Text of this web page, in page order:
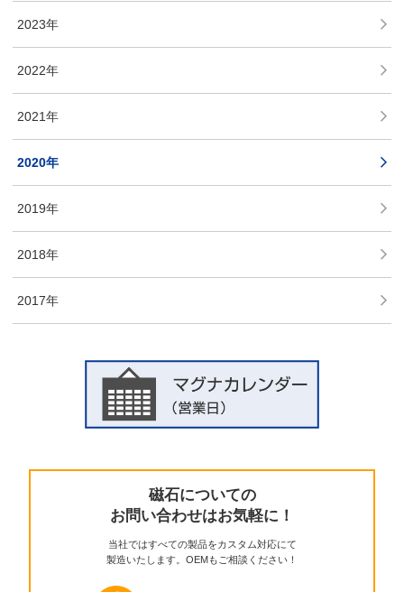
2023年
2022年
2021年
2020年
2019年
2018年
2017年
磁石についての
お問い合わせはお気軽に！
当社ではすべての製品をカスタム対応にて
製造いたします。OEMもご相談ください！